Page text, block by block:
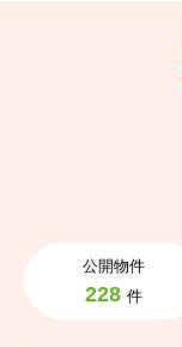
公開物件
228 件